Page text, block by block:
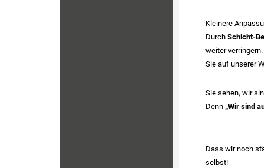
Kleinere
Durch Schicht-
weiter
Sie auf unserer
Sie sehen, wir
Denn „Wir sind
Dass wir noch
selbst!